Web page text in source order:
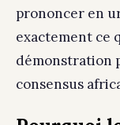
prononcer en
exactement ce
démonstration
consensus